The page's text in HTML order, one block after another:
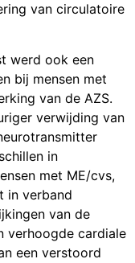
van circulatoire
werd ook een
bij mensen met
van de AZS.
verwijding van
in
met ME/cvs,
in verband
van de
verhoogde cardiale
een verstoord